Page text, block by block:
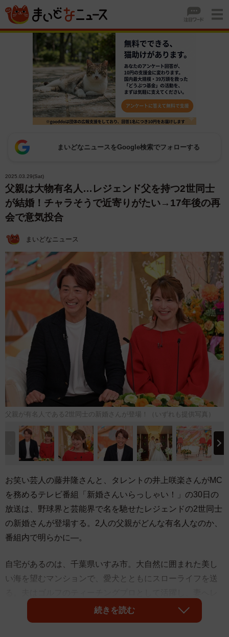
まいどなニュースをGoogle検索でフォローする
2025.03.29(Sat)
父親は大物有名人…レジェンド父を持つ2世同士
が結婚！チャラそうで近寄りがたい→17年後の再
会で意気投合
まいどなニュース
父親が有名人である2世同士の新婚さんが登場！（いずれも提供写真）
お笑い芸人の藤井隆さんと、タレントの井上咲楽さんがMC
を務めるテレビ番組「新婚さんいらっしゃい！」の30日の
放送は、野球界と芸能界で名を馳せたレジェンドの2世同士
の新婚さんが登場する。2人の父親がどんな有名人なのか、
番組内で明らかに―。
自宅があるのは、千葉県いすみ市。大自然に囲まれた美し
い海を望むマンションで、愛犬とともにスローライフを送
ッスンをする姿も微笑ましい。
続きを読む